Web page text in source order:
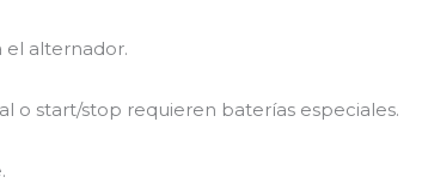
alternador.
o start/stop requieren baterías especiales.